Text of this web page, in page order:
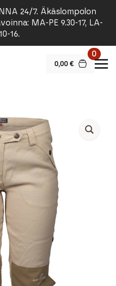
24/7. Äkäslompolon
MA-PE 9.30-17, LA-
16.
0,00 €
0